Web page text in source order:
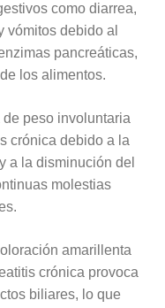
como diarrea,
vómitos debido al
pancreáticas,
los alimentos.
de peso involuntaria
crónica debido a la
a la disminución del
molestias
amarillenta
crónica provoca
biliares, lo que